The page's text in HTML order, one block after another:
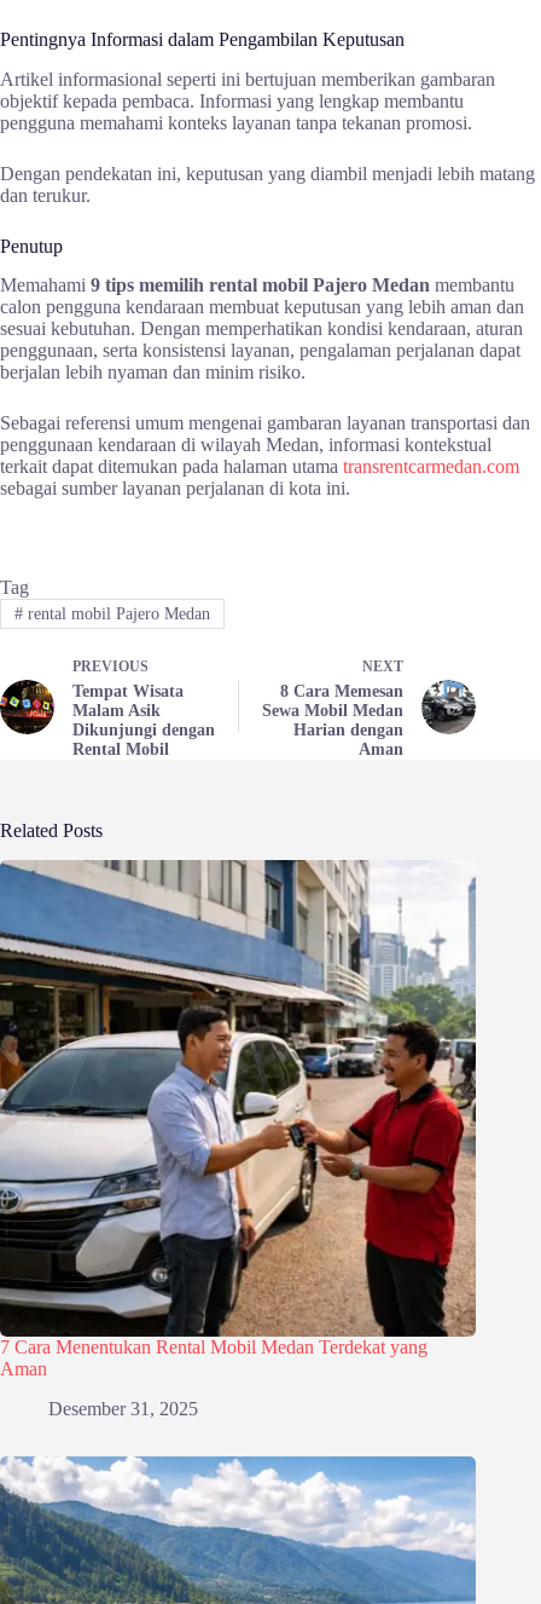
Pentingnya Informasi dalam Pengambilan Keputusan
Artikel informasional seperti ini bertujuan memberikan gambaran
objektif kepada pembaca. Informasi yang lengkap membantu
pengguna memahami konteks layanan tanpa tekanan promosi.
Dengan pendekatan ini, keputusan yang diambil menjadi lebih matang
dan terukur.
Penutup
Memahami 9 tips memilih rental mobil Pajero Medan membantu
calon pengguna kendaraan membuat keputusan yang lebih aman dan
sesuai kebutuhan. Dengan memperhatikan kondisi kendaraan, aturan
penggunaan, serta konsistensi layanan, pengalaman perjalanan dapat
berjalan lebih nyaman dan minim risiko.
Sebagai referensi umum mengenai gambaran layanan transportasi dan
penggunaan kendaraan di wilayah Medan, informasi kontekstual
terkait dapat ditemukan pada halaman utama transrentcarmedan.com
sebagai sumber layanan perjalanan di kota ini.
Tag
#rental mobil Pajero Medan
PREVIOUS
Tempat Wisata
Malam Asik
Dikunjungi dengan
Rental Mobil
NEXT
8 Cara Memesan
Sewa Mobil Medan
Harian dengan
Aman
Related Posts
7 Cara Menentukan Rental Mobil Medan Terdekat yang
Aman
Desember 31, 2025